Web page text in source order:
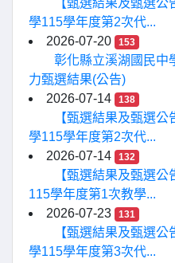
【甄選結果及甄選
學115學年度第2次代...
2026-07-20
153
彰化縣立溪湖國民中
力甄選結果(公告)
2026-07-14
138
【甄選結果及甄選
學115學年度第2次代...
2026-07-14
132
【甄選結果及甄選
115學年度第1次教學...
2026-07-23
131
【甄選結果及甄選
學115學年度第3次代...